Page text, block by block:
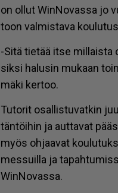
on ol­lut Win­No­vas­sa jo
toon val­mis­ta­va
-Sitä tie­tää it­se mil­lais­ta
sik­si ha­lu­sin mu­kaan
mä­ki ker­too.
Tu­to­rit osal­lis­tu­vat­kin
tän­töi­hin ja aut­ta­vat
myös oh­jaa­vat
mes­suil­la ja
Win­No­vas­sa.